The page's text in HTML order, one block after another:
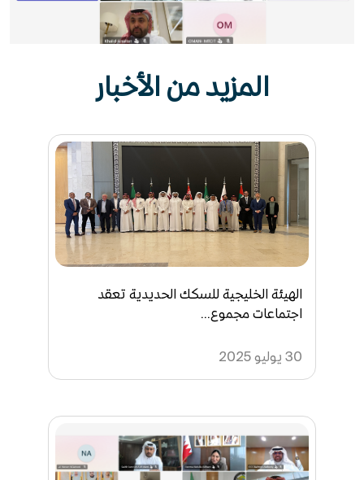
المزيد من الأخبار
الهيئة الخليجية للسكك الحديدية تعقد
اجتماعات مجموع...
30 يوليو 2025